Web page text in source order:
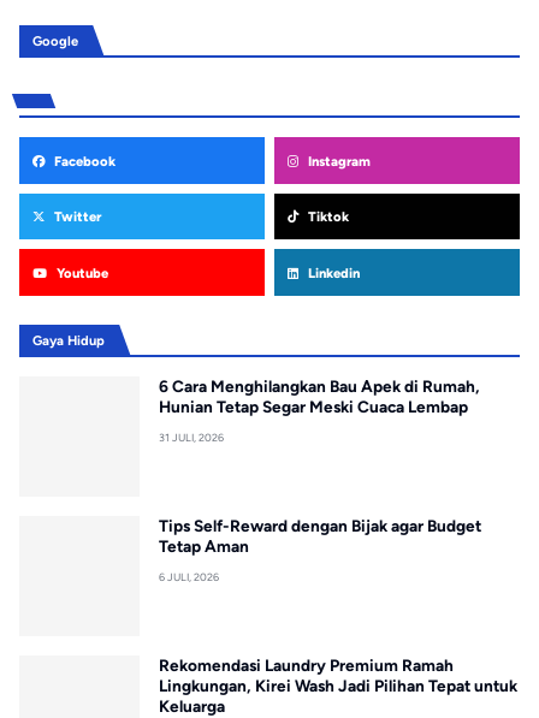
Google
Facebook Instagram
Twitter Tiktok
Youtube Linkedin
Gaya Hidup
6 Cara Menghilangkan Bau Apek di Rumah,
Hunian Tetap Segar Meski Cuaca Lembap
31 JULI, 2026
Tips Self-Reward dengan Bijak agar Budget
Tetap Aman
6 JULI, 2026
Rekomendasi Laundry Premium Ramah
Lingkungan, Kirei Wash Jadi Pilihan Tepat untuk
Keluarga